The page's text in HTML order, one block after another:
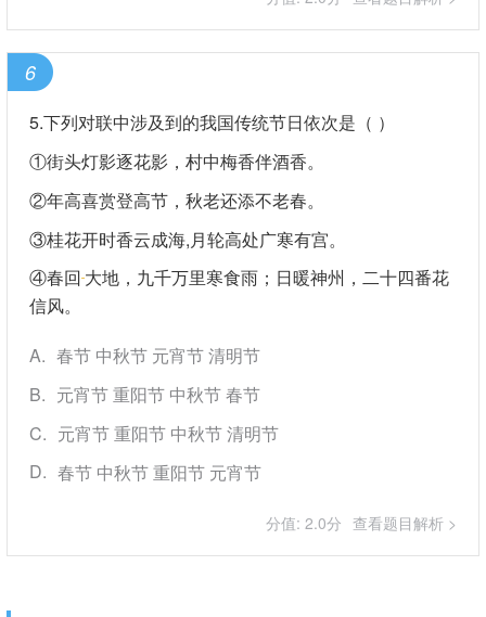
6
5.下列对联中涉及到的我国传统节日依次是（ ）
①街头灯影逐花影，村中梅香伴酒香。
②年高喜赏登高节，秋老还添不老春。
③桂花开时香云成海,月轮高处广寒有宫。
④春回 大地，九千万里寒食雨；日暖神州，二十四番花
信风。
A
春节 中秋节 元宵节 清明节
B
元宵节 重阳节 中秋节 春节
C
元宵节 重阳节 中秋节 清明节
D
春节 中秋节 重阳节 元宵节
分值: 2.0分 查看题目解析 >